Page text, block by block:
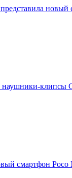
наушники-клипсы
смартфон